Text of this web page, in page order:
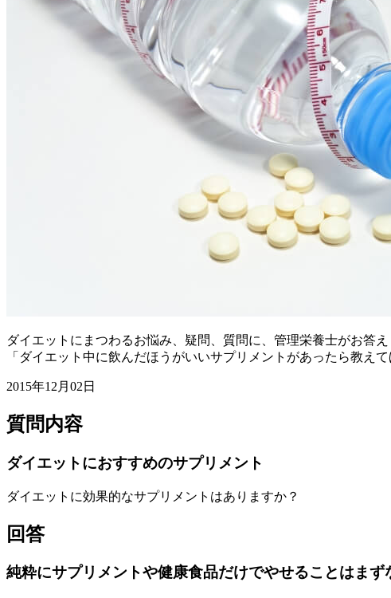
ダイエットにまつわるお悩み、疑問、質問に、管理栄養士がお答
「ダイエット中に飲んだほうがいいサプリメントがあったら教え
2015年12月02日
質問内容
ダイエットにおすすめのサプリメント
ダイエットに効果的なサプリメントはありますか？
回答
純粋にサプリメントや健康食品だけでやせることはまず